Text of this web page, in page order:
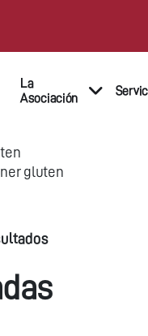
La
Asociación
gluten